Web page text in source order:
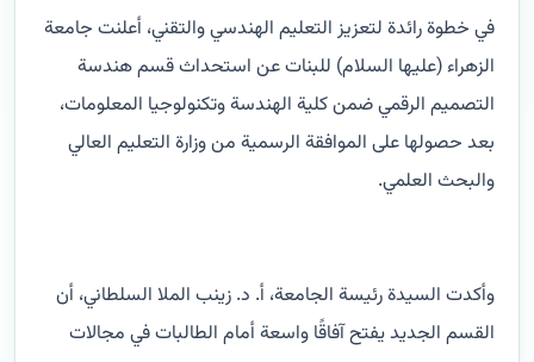
في خطوة رائدة لتعزيز التعليم الهندسي والتقني، أعلنت جامعة
الزهراء (عليها السلام) للبنات عن استحداث قسم هندسة
التصميم الرقمي ضمن كلية الهندسة وتكنولوجيا المعلومات،
بعد حصولها على الموافقة الرسمية من وزارة التعليم العالي
والبحث العلمي.
وأكدت السيدة رئيسة الجامعة، أ. د. زينب الملا السلطاني، أن
القسم الجديد يفتح آفاقًا واسعة أمام الطالبات في مجالات